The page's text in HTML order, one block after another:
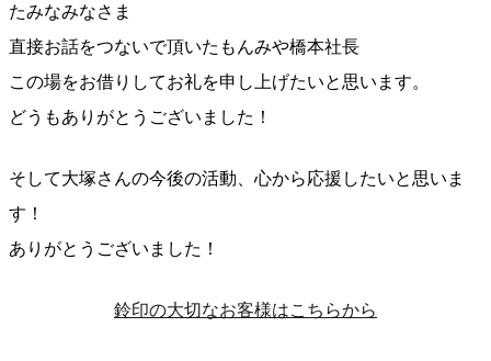
たみなみなさま
直接お話をつないで頂いたもんみや橋本社長
この場をお借りしてお礼を申し上げたいと思います。
どうもありがとうございました！
そして大塚さんの今後の活動、心から応援したいと思いま
す！
ありがとうございました！
鈴印の大切なお客様はこちらから